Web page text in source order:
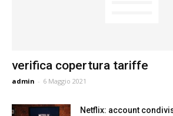
verifica copertura tariffe
admin - 6 Maggio 2021
Netflix: account